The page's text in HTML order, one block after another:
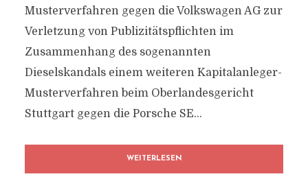
Musterverfahren gegen die Volkswagen AG zur
Verletzung von Publizitätspflichten im
Zusammenhang des sogenannten
Dieselskandals einem weiteren Kapitalanleger-
Musterverfahren beim Oberlandesgericht
Stuttgart gegen die Porsche SE...
WEITERLESEN